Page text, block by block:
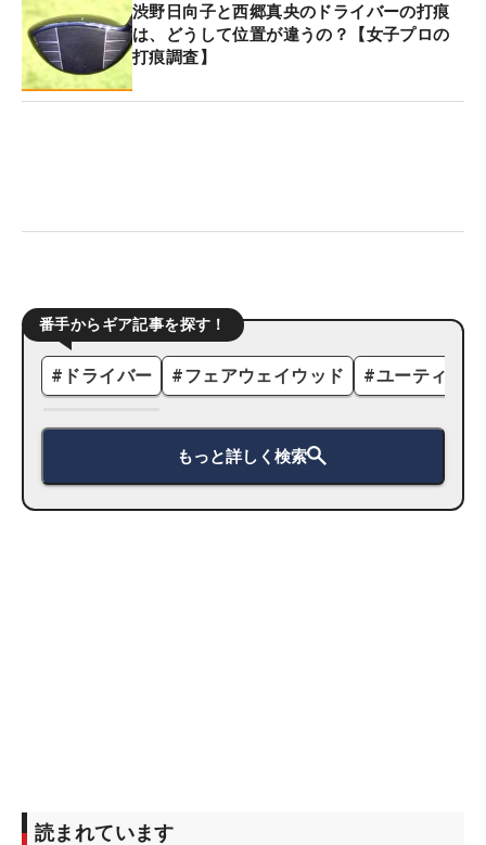
渋野日向子と西郷真央のドライバーの打痕
は、どうして位置が違うの？【女子プロの
打痕調査】
番手からギア記事を探す！
# ドライバー #フェアウェイウッド #ユーティリ
もっと詳しく検索
読まれています